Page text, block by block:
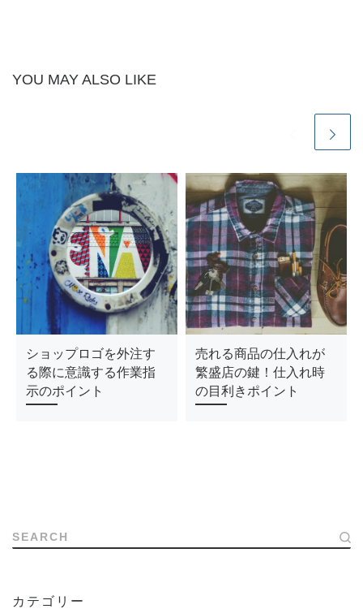
YOU MAY ALSO LIKE
ショップロゴを外注す
る際に意識する作業指
示のポイント
売れる商品の仕入れが
繁盛店の鍵！仕入れ時
の目利きポイント
SEARCH
カテゴリー